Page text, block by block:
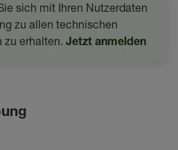
sich mit Ihren Nutzerdaten
zu allen technischen
zu erhalten. Jetzt anmelden